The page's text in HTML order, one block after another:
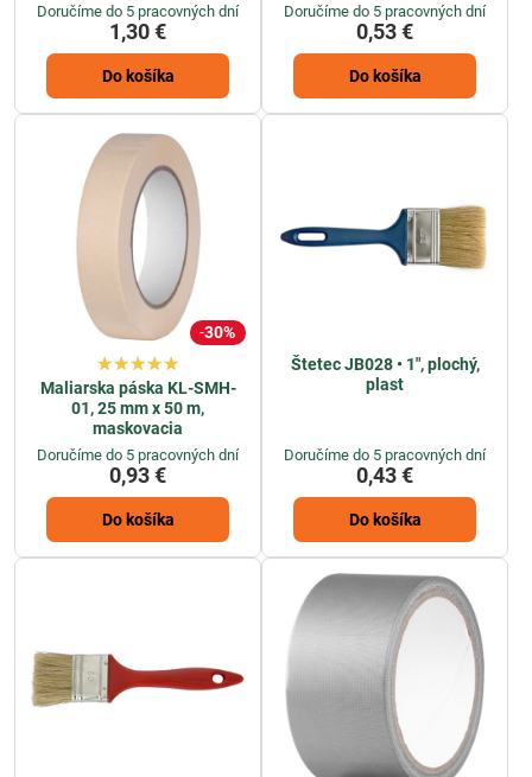
Doručíme do 5 pracovných dní
1,30 €
Do košíka
Doručíme do 5 pracovných dní
0,53 €
Do košíka
30%
Maliarska páska KL-SMH-
01, 25 mm x 50 m,
maskovacia
Doručíme do 5 pracovných dní
0,93 €
Do košíka
Štetec JB028 • 1", plochý,
plast
Doručíme do 5 pracovných dní
0,43 €
Do košíka